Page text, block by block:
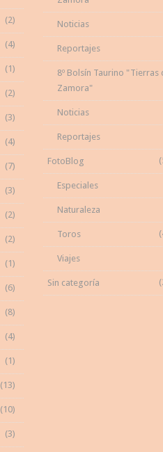
(2)
(4)
(1)
(2)
(3)
(4)
(7)
(3)
(2)
(2)
(1)
(6)
(8)
(4)
(1)
(13)
(10)
(3)
Noticias
Reportajes
8º Bolsín Taurino "Tierras
Zamora"
Noticias
Reportajes
FotoBlog
Especiales
Naturaleza
Toros
Viajes
Sin categoría